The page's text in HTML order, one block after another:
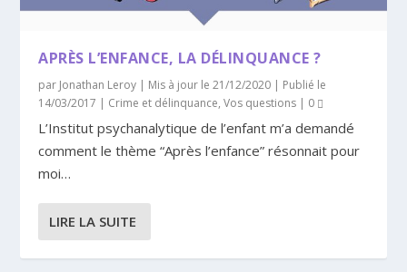
APRÈS L’ENFANCE, LA DÉLINQUANCE ?
par Jonathan Leroy | Mis à jour le 21/12/2020 | Publié le
14/03/2017 | Crime et délinquance,Vos questions | 0
L’Institut psychanalytique de l’enfant m’a demandé
comment le thème “Après l’enfance” résonnait pour
moi…
LIRE LA SUITE